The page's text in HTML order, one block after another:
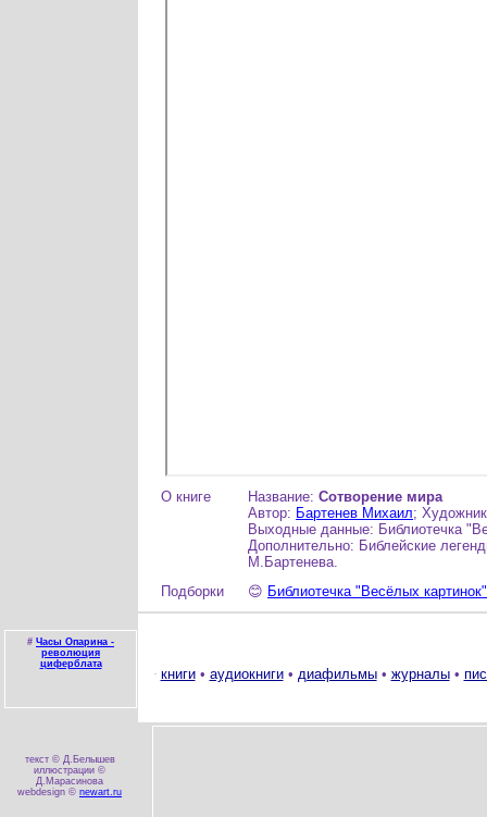
О книге Название: Сотворение мира
Автор: Бартенев Михаил;
Выходные данные: Библиотечка
Дополнительно: Библейские
М.Бартенева.
Подборки
😊 Библиотечка "Весёлых картинок"
# Часы Опарина -
революция
циферблата
книги• аудиокниги• диафильмы• журналы•
текст © Д.Белышев
иллюстрации ©
Д.Марасинова
webdesign © newart.ru